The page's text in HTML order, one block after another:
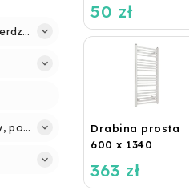
Rozdzielacze ze stali nierdzewnej
Źródła rezerwowe kotły, pompy
podłogowego
(STIROTERMAL
50 zł
Drabina prosta
600 x 1340
363 zł